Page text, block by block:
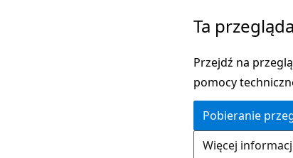
Ta
Przejdź na
pomocy
Pobieranie
Więcej